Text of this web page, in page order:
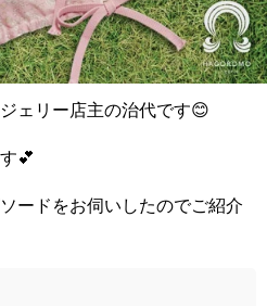
ェリー店主の治代です😊
💕
ードをお伺いしたのでご紹介